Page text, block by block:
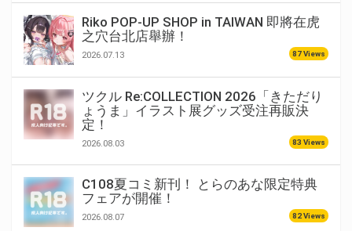
Riko POP-UP SHOP in TAIWAN 即將在虎
之穴台北店舉辦！
2026.07.13 87 Views
ツクル Re:COLLECTION 2026「きただり
ょうま」イラスト展グッズ受注再販決
定！
2026.08.03 83 Views
C108夏コミ新刊！ とらのあな限定特典
フェアが開催！
2026.08.07 82 Views